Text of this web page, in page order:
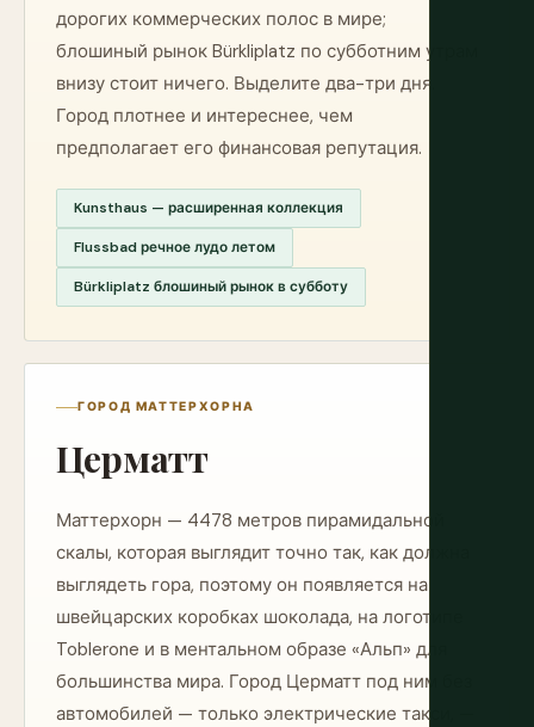
дорогих коммерческих полос в мире;
блошиный рынок Bürkliplatz по субботним утрам
внизу стоит ничего. Выделите два-три дня.
Город плотнее и интереснее, чем
предполагает его финансовая репутация.
Kunsthaus — расширенная коллекция
Flussbad речное лудо летом
Bürkliplatz блошиный рынок в субботу
ГОРОД МАТТЕРХОРНА
Церматт
Маттерхорн — 4478 метров пирамидальной
скалы, которая выглядит точно так, как должна
выглядеть гора, поэтому он появляется на
швейцарских коробках шоколада, на логотипе
Toblerone и в ментальном образе «Альп» для
большинства мира. Город Церматт под ним без
автомобилей — только электрические такси, —